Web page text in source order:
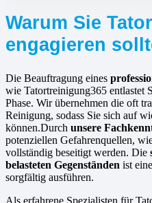
Warum Sie
engagieren
Die Beauftragung eines
wie Tatortreinigung365 entlastet
Phase. Wir übernehmen die oft
Reinigung, sodass Sie sich auf
können.Durch unsere
potenziellen Gefahrenquellen,
vollständig beseitigt werden. Die
belasteten Gegenständen ist
sorgfältig ausführen.
Als erfahrene Spezialisten für